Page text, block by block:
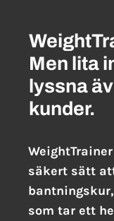
Men lita
lyssna
kunder.
säkert sätt
som tar ett